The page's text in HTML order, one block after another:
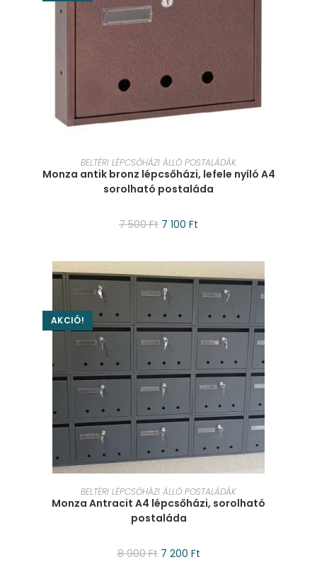
KOSÁRBA TESZEM
BELTÉRI LÉPCSŐHÁZI ÁLLÓ POSTALÁDÁK
Monza antik bronz lépcsőházi, lefele nyíló A4
sorolható postaláda
7 500Ft 7 100 Ft
AKCIÓ!
KOSÁRBA TESZEM
BELTÉRI LÉPCSŐHÁZI ÁLLÓ POSTALÁDÁK
Monza Antracit A4 lépcsőházi, sorolható
postaláda
8 900Ft 7 200 Ft